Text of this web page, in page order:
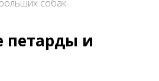
собак
петарды и